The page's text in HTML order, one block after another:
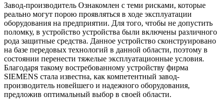
Завод-производитель Ознакомлен с теми рисками, которые
реально могут порою проявляться в ходе эксплуатации
оборудования на предприятии. Для того, чтобы не допустить
поломку, в устройство устройства были включены различного
рода защитные средства. Данное устройство сконструировано
на базе передовых технологий в данной области, поэтому в
состоянии перенести тяжелые эксплуатационные условия.
Благодаря такому востребованному устройству фирма
SIEMENS стала известна, как компетентный завод-
производитель новейшего и надежного оборудования,
предложив оптимальный выбор в своей области.